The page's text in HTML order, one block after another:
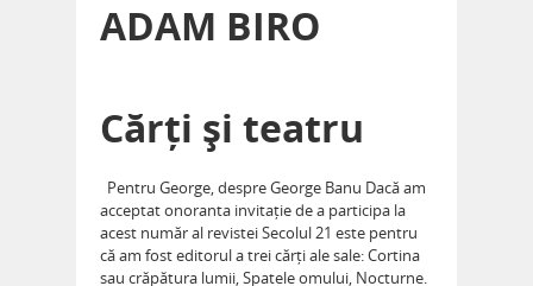
ADAM BIRO
Cărți și teatru
Pentru George, despre George Banu Dacă am
acceptat onoranta invitație de a participa la
acest număr al revistei Secolul 21 este pentru
că am fost editorul a trei cărți ale sale: Cortina
sau crăpătura lumii, Spatele omului, Nocturne.